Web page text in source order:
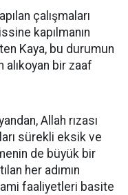
çalışmaları
kapılmanın
Kaya, bu durumun
bir zaaf
Allah rızası
sürekli eksik ve
de büyük bir
her adımın
faaliyetleri basite